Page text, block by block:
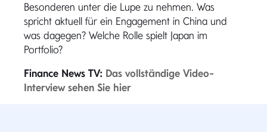
Besonderen unter die Lupe zu nehmen. Was
spricht aktuell für ein Engagement in China und
was dagegen? Welche Rolle spielt Japan im
Portfolio?
Finance News TV: Das vollständige Video-
Interview sehen Sie hier